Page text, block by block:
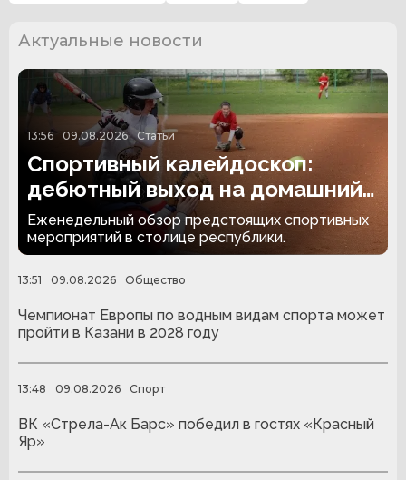
Актуальные новости
13:56 09.08.2026 Статьи
Спортивный калейдоскоп:
дебютный выход на домашний
лёд «Ак Барса», экзотический
софтбол
Еженедельный обзор предстоящих спортивных
мероприятий в столице республики.
13:51 09.08.2026 Общество
Чемпионат Европы по водным видам спорта может
пройти в Казани в 2028 году
13:48 09.08.2026 Спорт
ВК «Стрела-Ак Барс» победил в гостях «Красный
Яр»